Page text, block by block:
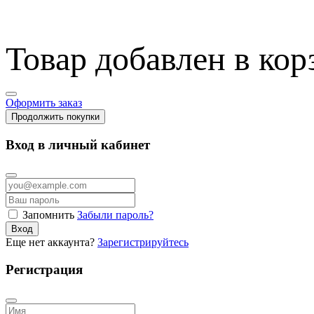
Товар добавлен в
Оформить заказ
Продолжить покупки
Вход в личный кабинет
Запомнить Забыли пароль?
Вход
Еще нет аккаунта? Зарегистрируйтесь
Регистрация